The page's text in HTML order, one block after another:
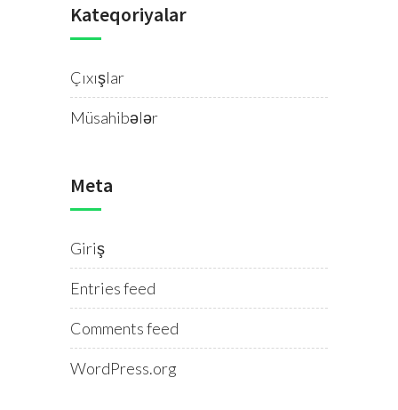
Kateqoriyalar
Çıxışlar
Müsahibələr
Meta
Giriş
Entries feed
Comments feed
WordPress.org